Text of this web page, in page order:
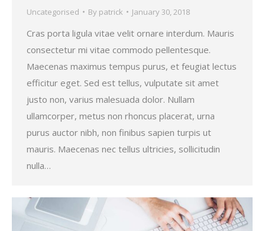
Uncategorised By patrick January 30, 2018
Cras porta ligula vitae velit ornare interdum. Mauris
consectetur mi vitae commodo pellentesque.
Maecenas maximus tempus purus, et feugiat lectus
efficitur eget. Sed est tellus, vulputate sit amet
justo non, varius malesuada dolor. Nullam
ullamcorper, metus non rhoncus placerat, urna
purus auctor nibh, non finibus sapien turpis ut
mauris. Maecenas nec tellus ultricies, sollicitudin
nulla…